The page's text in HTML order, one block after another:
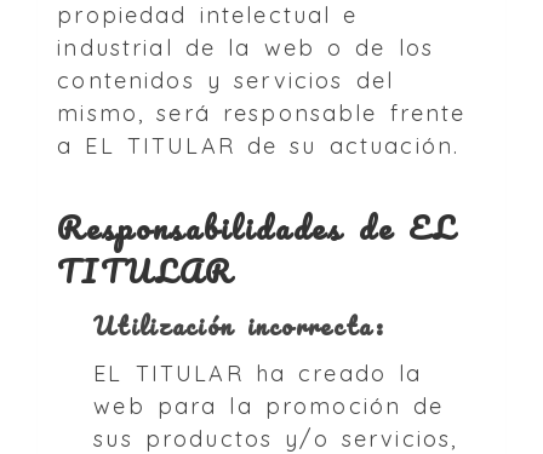
propiedad intelectual e
industrial de la web o de los
contenidos y servicios del
mismo, será responsable frente
a EL TITULAR de su actuación.
Responsabilidades de EL
TITULAR
Utilización incorrecta:
EL TITULAR ha creado la
web para la promoción de
sus productos y/o servicios,